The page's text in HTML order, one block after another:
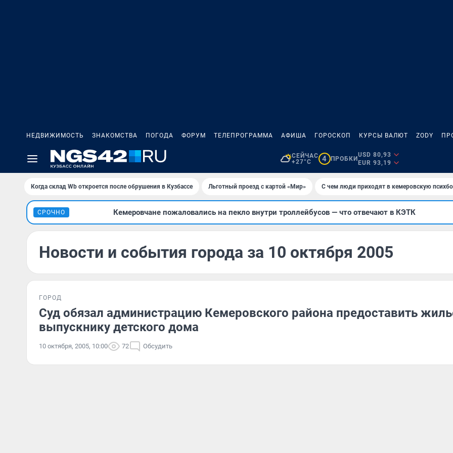
НЕДВИЖИМОСТЬ ЗНАКОМСТВА ПОГОДА ФОРУМ ТЕЛЕПРОГРАММА АФИША ГОРОСКОП КУРСЫ ВАЛЮТ ZODY
СЕЙЧАС
+27°C
4 ПРОБКИ
USD 80,93
EUR 93,19
Когда склад Wb откроется после обрушения в Кузбассе Льготный проезд с картой «Мир» С чем люди приходят в кемеровскую
СРОЧНО Кемеровчане пожаловались на пекло внутри троллейбусов — что отвечают в КЭТК
Новости и события города за 10 октября 2005
ГОРОД
Суд обязал администрацию Кемеровского района предоставить
выпускнику детского дома
10 октября, 2005, 10:00 72 Обсудить